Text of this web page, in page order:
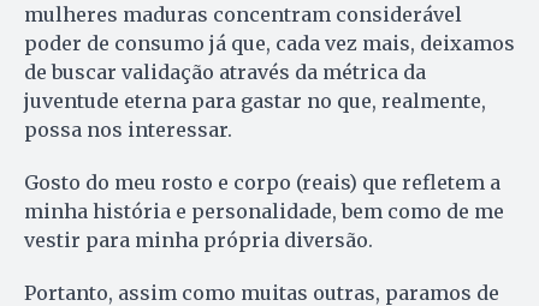
mulheres maduras concentram considerável
poder de consumo já que, cada vez mais, deixamos
de buscar validação através da métrica da
juventude eterna para gastar no que, realmente,
possa nos interessar.
Gosto do meu rosto e corpo (reais) que refletem a
minha história e personalidade, bem como de me
vestir para minha própria diversão.
Portanto, assim como muitas outras, paramos de